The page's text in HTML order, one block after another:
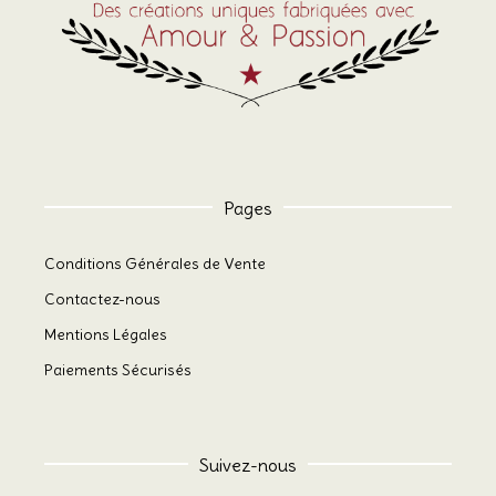
Pages
Conditions Générales de Vente
Contactez-nous
Mentions Légales
Paiements Sécurisés
Suivez-nous